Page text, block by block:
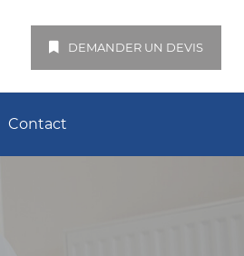
DEMANDER UN DEVIS
Contact